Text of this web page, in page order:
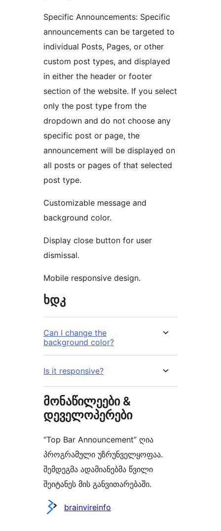
Specific Announcements: Specific
announcements can be targeted to
individual Posts, Pages, or other
custom post types, and displayed
in either the header or footer
section of the website. If you select
only the post type from the
dropdown and do not choose any
specific post or page, the
announcement will be displayed on
all posts or pages of that selected
post type.
Customizable message and
background color.
Display close button for user
dismissal.
Mobile responsive design.
ხდკ
Can I change the
background color?
Is it responsive?
მონაწილეები &
დეველოპერები
“Top Bar Announcement” ღია
პროგრამული უზრუნველყოფაა.
შემდეგმა ადამიანებმა წვილი
შეიტანეს მის განვითარებაში.
მონაწილეები
brainvireinfo